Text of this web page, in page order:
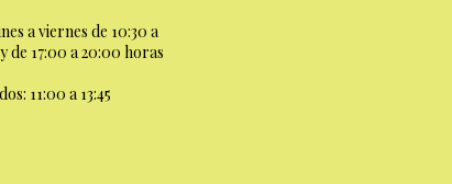
a viernes de 10:30 a
y de 17:00 a 20:00 horas
11:00 a 13:45